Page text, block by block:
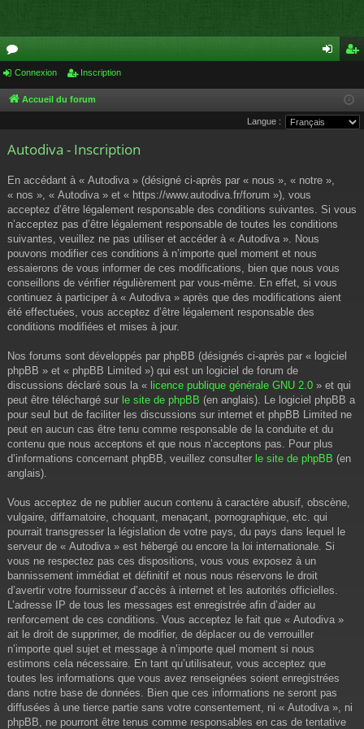
or
u
s
cri
pti
Connexion Inscription
Accueil du forum
Langue :
Autodiva - Inscription
En accédant à « Autodiva » (désigné ci-après par « nous », « notre »,
« nos », « Autodiva » et « https://www.autodiva.fr/forum »), vous
acceptez d’être légalement responsable des conditions suivantes. Si vous
n’acceptez pas d’être légalement responsable de toutes les conditions
suivantes, veuillez ne pas utiliser et accéder à « Autodiva ». Nous
pouvons modifier ces conditions à n’importe quel moment et nous
essaierons de vous informer de ces modifications, bien que nous vous
conseillons de vérifier régulièrement par vous-même. En effet, si vous
continuez à participer à « Autodiva » après que des modifications aient
été effectuées, vous acceptez d’être légalement responsable des
conditions modifiées et mises à jour.
Nos forums sont développés par phpBB (désignés ci-après par « logiciel
phpBB » et « phpBB Limited ») qui est un logiciel de forum de
discussions déclaré sous la « licence publique générale GNU 2.0 » et qui
peut être téléchargé sur le site de phpBB (en anglais). Le logiciel phpBB a
pour seul but de faciliter les discussions sur internet et phpBB Limited ne
peut en aucun cas être tenu comme responsable de la conduite et du
contenu que nous acceptons et que nous n’acceptons pas. Pour plus
d’informations concernant phpBB, veuillez consulter le site de phpBB (en
anglais).
Vous acceptez de ne publier aucun contenu à caractère abusif, obscène,
vulgaire, diffamatoire, choquant, menaçant, pornographique, etc. qui
pourrait transgresser la législation de votre pays, du pays dans lequel le
serveur de « Autodiva » est hébergé ou encore la loi internationale. Si
vous ne respectez pas ces dispositions, vous vous exposez à un
bannissement immédiat et définitif et nous nous réservons le droit
d’avertir votre fournisseur d’accès à internet et les autorités officielles.
L’adresse IP de tous les messages est enregistrée afin d’aider au
renforcement de ces conditions. Vous acceptez le fait que « Autodiva »
ait le droit de supprimer, de modifier, de déplacer ou de verrouiller
n’importe quel sujet et message à n’importe quel moment si nous
estimons cela nécessaire. En tant qu’utilisateur, vous acceptez que
toutes les informations que vous avez renseignées soient enregistrées
dans notre base de données. Bien que ces informations ne seront pas
diffusées à une tierce partie sans votre consentement, ni « Autodiva », ni
phpBB, ne pourront être tenus comme responsables en cas de tentative